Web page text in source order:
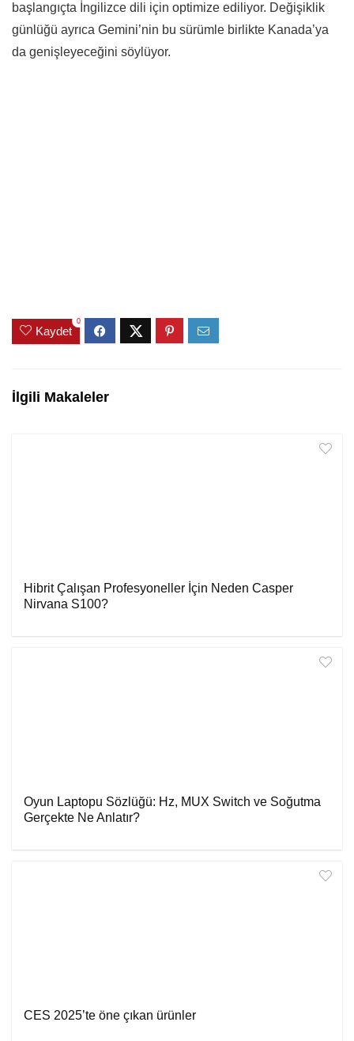
başlangıçta İngilizce dili için optimize ediliyor. Değişiklik
günlüğü ayrıca Gemini’nin bu sürümle birlikte Kanada’ya
da genişleyeceğini söylüyor.
Kaydet
0
İlgili Makaleler
Hibrit Çalışan Profesyoneller İçin Neden Casper
Nirvana S100?
Oyun Laptopu Sözlüğü: Hz, MUX Switch ve Soğutma
Gerçekte Ne Anlatır?
CES 2025’te öne çıkan ürünler